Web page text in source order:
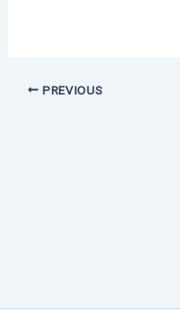
PREVIOUS